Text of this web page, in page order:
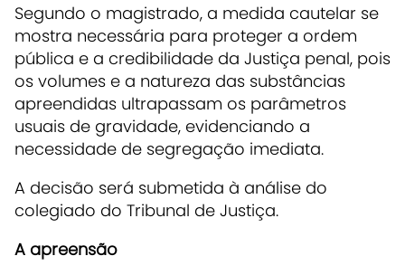
Segundo o magistrado, a medida cautelar se
mostra necessária para proteger a ordem
pública e a credibilidade da Justiça penal, pois
os volumes e a natureza das substâncias
apreendidas ultrapassam os parâmetros
usuais de gravidade, evidenciando a
necessidade de segregação imediata.
A decisão será submetida à análise do
colegiado do Tribunal de Justiça.
A apreensão